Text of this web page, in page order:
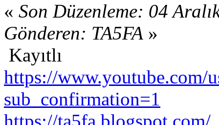
« Son Düzenleme: 04
Gönderen: TA5FA »
Kayıtlı
https://www.youtube.com/
sub_confirmation=1